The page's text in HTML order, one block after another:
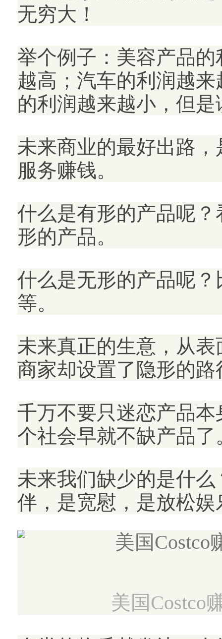
无穷大！
举个例子：美容产品
越高；汽车的利润越
的利润越来越小，但
未来商业的最好出路
服务赚钱。
什么是有形的产品呢
形的产品。
什么是无形的产品呢
等。
未来真正的生意，从
商家却设置了隐形的
千万不要只迷恋产品
个社会早就不缺产品了
未来我们缺少的是什
伴，是宽慰，是放松
美国Costco